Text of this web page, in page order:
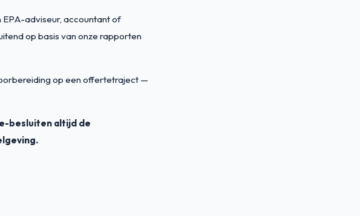
adviseur, accountant of
op basis van onze rapporten
op een offertetraject —
besluiten altijd de